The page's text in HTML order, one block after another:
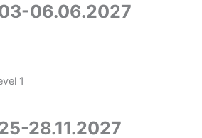
1
06.06.2027
28.11.2027